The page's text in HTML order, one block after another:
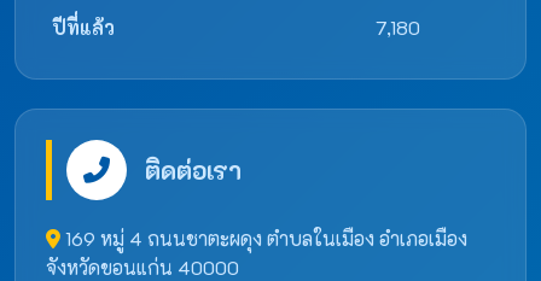
ปีที่แล้ว
7,180
ติดต่อเรา
169 หมู่ 4 ถนนชาตะผดุง ตำบลในเมือง อำเภอเมือง
จังหวัดขอนแก่น 40000